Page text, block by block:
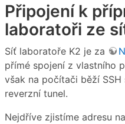
Připojení k
laboratoři ze
Síť laboratoře K2 je za
přímé spojení z vlastního
však na počítači běží
reverzní tunel.
Nejdříve zjistíme adresu